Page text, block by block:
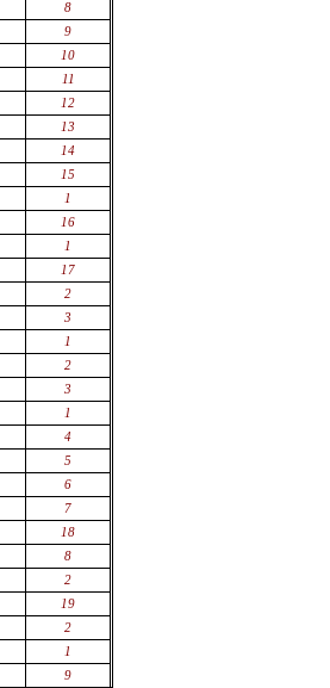
8
9
10
11
12
13
14
15
1
16
1
17
2
3
1
2
3
1
4
5
6
7
18
8
2
19
2
1
9